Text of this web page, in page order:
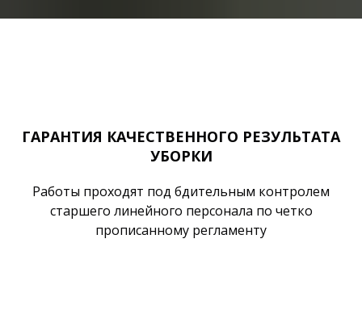
ГАРАНТИЯ КАЧЕСТВЕННОГО РЕЗУЛЬТАТА
УБОРКИ
Работы проходят под бдительным контролем
старшего линейного персонала по четко
прописанному регламенту